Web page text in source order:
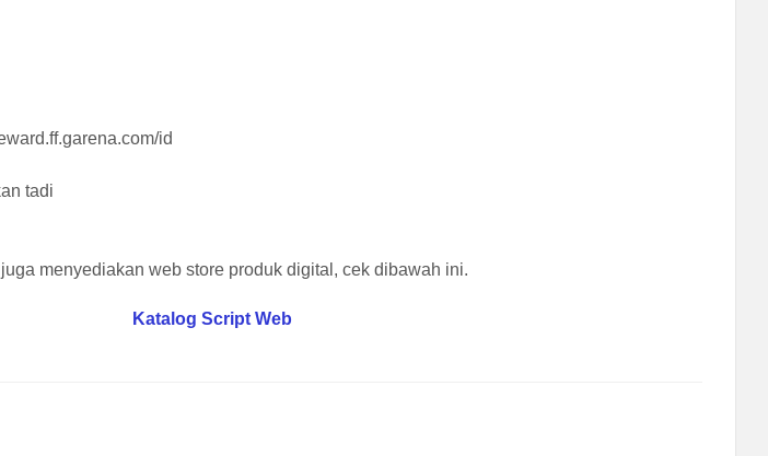
id
tadi
menyediakan web store produk digital, cek dibawah ini.
Katalog Script Web